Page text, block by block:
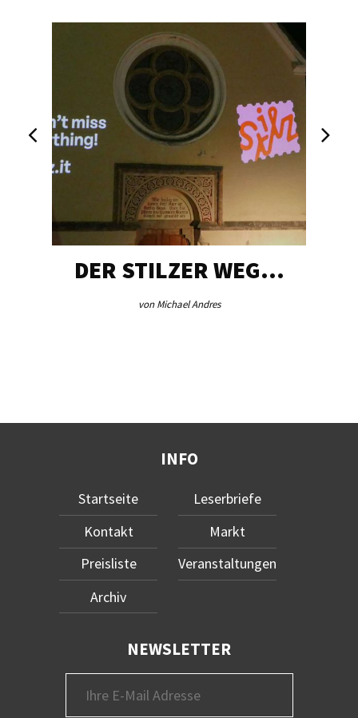
DER STILZER WEG…
von Michael Andres
INFO
Startseite
Kontakt
Preisliste
Archiv
Leserbriefe
Markt
Veranstaltungen
NEWSLETTER